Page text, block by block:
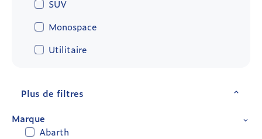
SUV
Monospace
Utilitaire
Plus de filtres
Marque
Abarth